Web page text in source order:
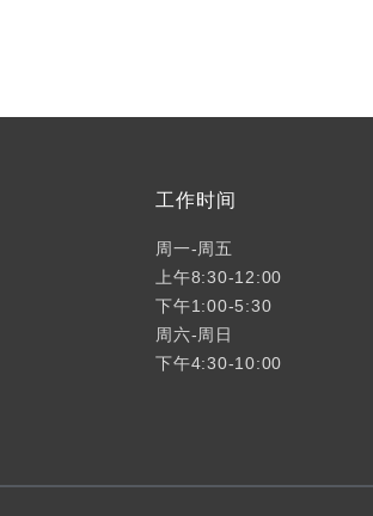
工作时间
周一-周五
上午8:30-12:00
下午1:00-5:30
周六-周日
下午4:30-10:00